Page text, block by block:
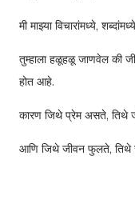
मी माझ्या विचारांमध्ये,
तुम्हाला हळूहळू जाणवेल की
होत आहे.
कारण जिथे प्रेम असते, तिथे
आणि जिथे जीवन फुलते, तिथे